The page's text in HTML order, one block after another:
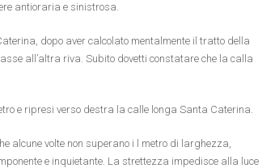
antioraria e sinistrosa.
dopo aver calcolato mentalmente il tratto della
all’altra riva. Subito dovetti constatare che la calla
e ripresi verso destra la calle longa Santa Caterina.
alcune volte non superano i l metro di larghezza,
e inquietante. La strettezza impedisce alla luce